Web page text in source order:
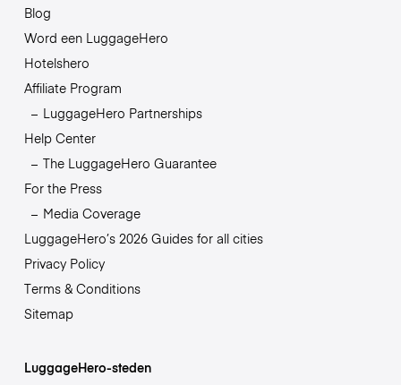
Blog
Word een LuggageHero
Hotelshero
Affiliate Program
LuggageHero Partnerships
Help Center
The LuggageHero Guarantee
For the Press
Media Coverage
LuggageHero’s 2026 Guides for all cities
Privacy Policy
Terms & Conditions
Sitemap
LuggageHero-steden